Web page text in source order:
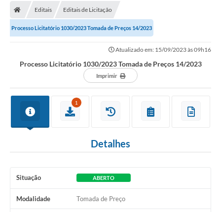
Transparência
1DOC
Contratos
Ouvidoria
Contato
Ramais
Editais Editais de Licitação
Processo Licitatório 1030/2023 Tomada de Preços 14/2023
Atualizado em: 15/09/2023 às 09h16
Processo Licitatório 1030/2023 Tomada de Preços 14/2023
Imprimir
1
Detalhes
Situação ABERTO
Modalidade Tomada de Preço